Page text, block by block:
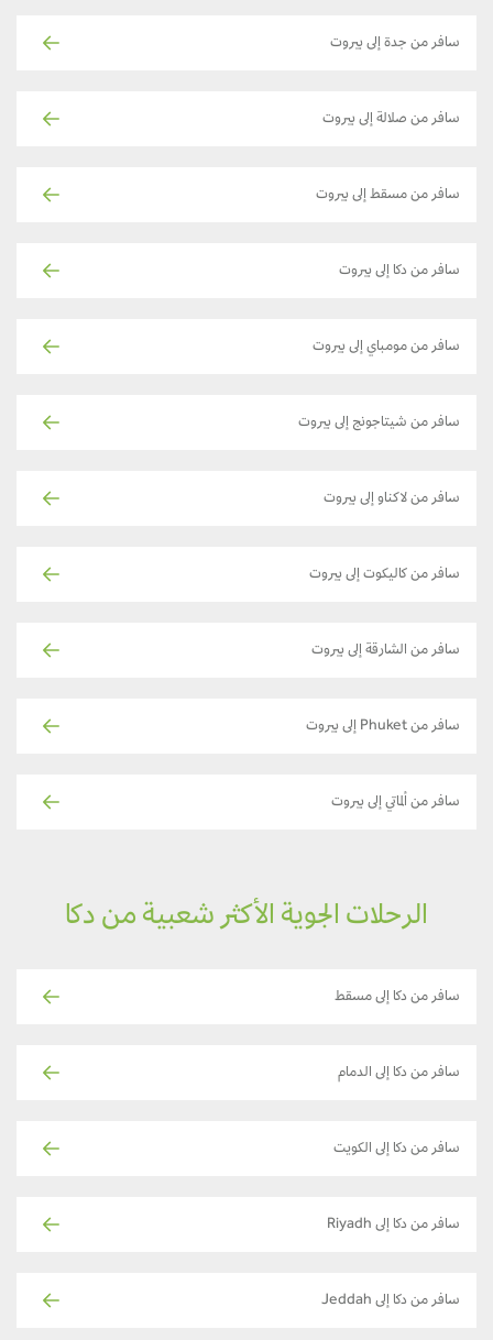
سافر من جدة إلى بيروت
سافر من صلالة إلى بيروت
سافر من مسقط إلى بيروت
سافر من دكا إلى بيروت
سافر من مومباي إلى بيروت
سافر من شيتاجونج إلى بيروت
سافر من لاكناو إلى بيروت
سافر من كاليكوت إلى بيروت
سافر من الشارقة إلى بيروت
سافر من Phuket إلى بيروت
سافر من ألماتي إلى بيروت
الرحلات الجوية الأكثر شعبية من دكا
سافر من دكا إلى مسقط
سافر من دكا إلى الدمام
سافر من دكا إلى الكويت
سافر من دكا إلى Riyadh
سافر من دكا إلى Jeddah